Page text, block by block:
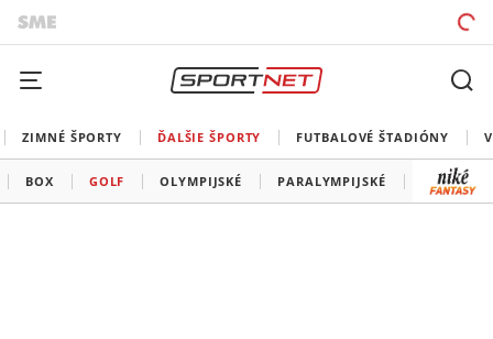
ZIMNÉ ŠPORTY ĎALŠIE ŠPORTY FUTBALOVÉ ŠTADIÓNY
BOX GOLF OLYMPIJSKÉ PARALYMPIJSKÉ OSTATNÉ